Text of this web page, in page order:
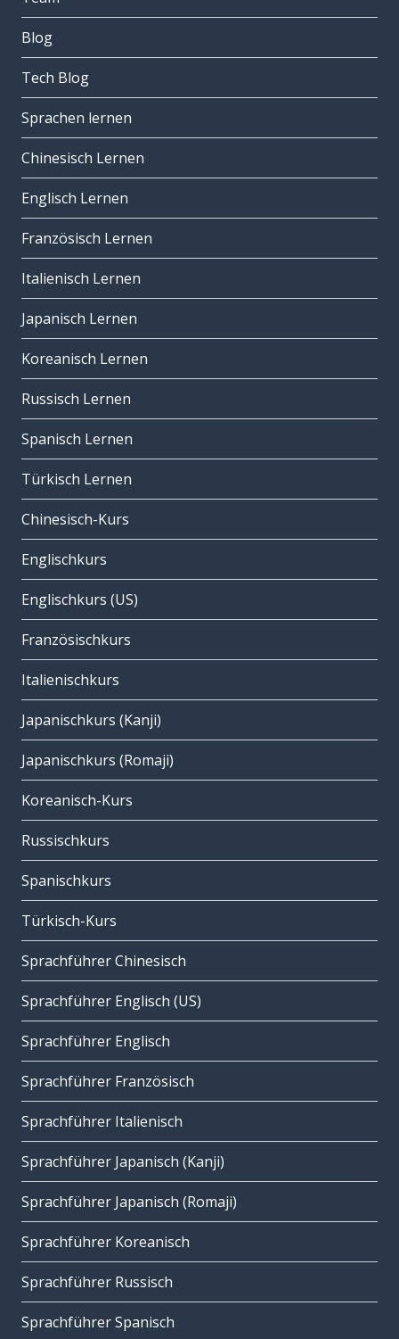
Blog
Tech Blog
Sprachen lernen
Chinesisch Lernen
Englisch Lernen
Französisch Lernen
Italienisch Lernen
Japanisch Lernen
Koreanisch Lernen
Russisch Lernen
Spanisch Lernen
Türkisch Lernen
Chinesisch-Kurs
Englischkurs
Englischkurs (US)
Französischkurs
Italienischkurs
Japanischkurs (Kanji)
Japanischkurs (Romaji)
Koreanisch-Kurs
Russischkurs
Spanischkurs
Türkisch-Kurs
Sprachführer Chinesisch
Sprachführer Englisch (US)
Sprachführer Englisch
Sprachführer Französisch
Sprachführer Italienisch
Sprachführer Japanisch (Kanji)
Sprachführer Japanisch (Romaji)
Sprachführer Koreanisch
Sprachführer Russisch
Sprachführer Spanisch